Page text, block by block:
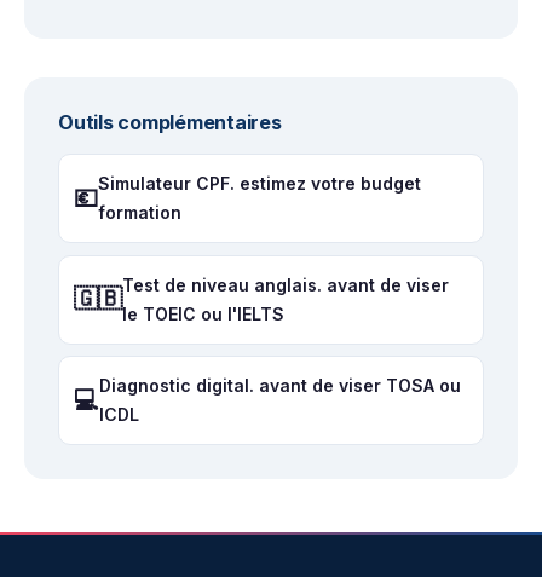
Outils complémentaires
💶Simulateur CPF. estimez votre budget
formation
🇬🇧Test de niveau anglais. avant de viser
le TOEIC ou l'IELTS
💻Diagnostic digital. avant de viser TOSA ou
ICDL